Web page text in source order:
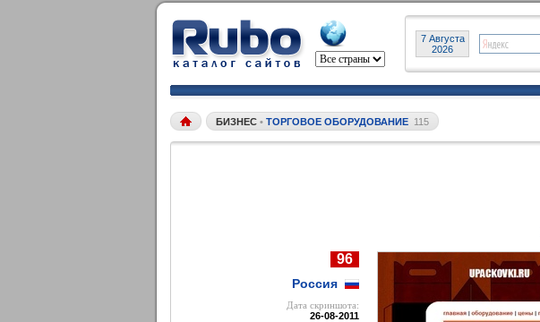
7 Августа
2026
БИЗНЕС • ТОРГОВОЕ ОБОРУДОВАНИЕ 115
96
Россия
Дата cкриншота:
26-08-2011